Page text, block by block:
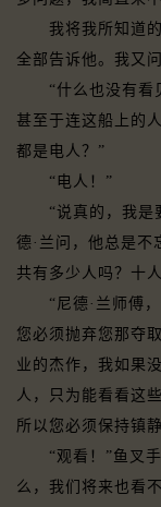
我将我所知道的
全部告诉他。我又
“什么也没有看见
甚至于连这船上的
都是电人？”
“电人！”
“说真的，我是要
德·兰问，他总是不
共有多少人吗？十
“尼德·兰师傅，
您必须抛弃您那夺
业的杰作，我如果
人，只为能看看这
所以您必须保持镇
“观看！”鱼叉手
么，我们将来也看